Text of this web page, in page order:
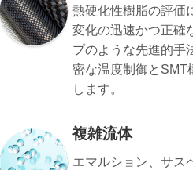
熱硬化性樹脂の評価
変化の迅速かつ正確
プのような先進的手
密な温度制御とSMT
します。
複雑流体
エマルション、サス